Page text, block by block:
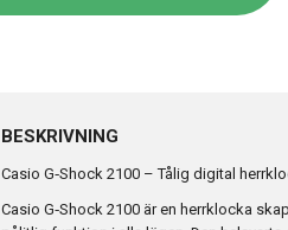
BESKRIVNING
Casio G‑Shock 2100 – Tålig digital
Casio G‑Shock 2100 är en herrklocka